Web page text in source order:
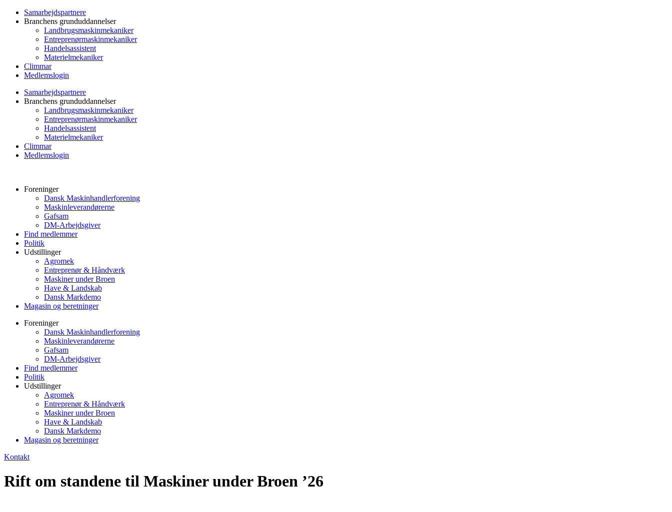
Videre Samarbejdspartnere
Branchens grunduddannelser
Landbrugsmaskinmekaniker
Entreprenørmaskinmekaniker
Handelsassistent
Materielmekaniker
Climmar
Medlemslogin
Samarbejdspartnere
Branchens grunduddannelser
Landbrugsmaskinmekaniker
Entreprenørmaskinmekaniker
Handelsassistent
Materielmekaniker
Climmar
Medlemslogin
Foreninger
Dansk Maskinhandlerforening
Maskinleverandørerne
Gafsam
DM-Arbejdsgiver
Find medlemmer
Politik
Udstillinger
Agromek
Entreprenør & Håndværk
Maskiner under Broen
Have & Landskab
Dansk Markdemo
Magasin og beretninger
Foreninger
Dansk Maskinhandlerforening
Maskinleverandørerne
Gafsam
DM-Arbejdsgiver
Find medlemmer
Politik
Udstillinger
Agromek
Entreprenør & Håndværk
Maskiner under Broen
Have & Landskab
Dansk Markdemo
Magasin og beretninger
Kontakt
Rift om standene til Maskiner under Broen ’26